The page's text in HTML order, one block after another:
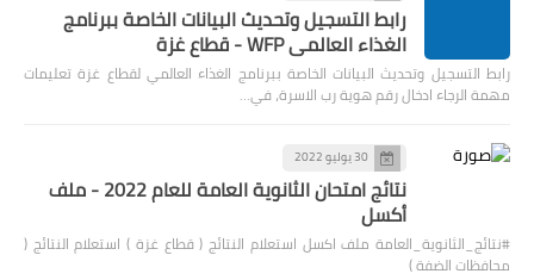
رابط التسجيل وتحديث البيانات الخاصة ببرنامج
الغذاء العالمي WFP - قطاع غزة
رابط التسجيل وتحديث البيانات الخاصة ببرنامج الغذاء العالمي لقطاع غزة تعليمات
مهمة الرجاء ادخال رقم هوية رب الاسرة، في…
30 يوليو 2022
نتائج امتحان الثانوية العامة للعام 2022 - ملف
أكسل
#نتائج_الثانوية_العامة ملف اكسل استعلام النتائج ( قطاع غزة ) استعلام النتائج (
محافظات الضفة )